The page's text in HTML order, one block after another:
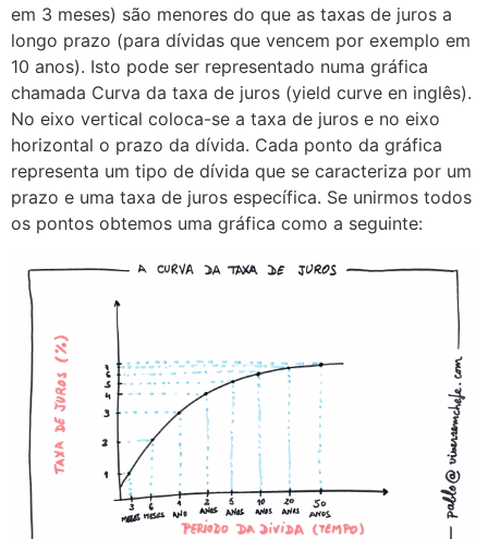
em 3 meses) são menores do que as taxas de juros a
longo prazo (para dívidas que vencem por exemplo em
10 anos). Isto pode ser representado numa gráfica
chamada Curva da taxa de juros (yield curve en inglês).
No eixo vertical coloca-se a taxa de juros e no eixo
horizontal o prazo da dívida. Cada ponto da gráfica
representa um tipo de dívida que se caracteriza por um
prazo e uma taxa de juros específica. Se unirmos todos
os pontos obtemos uma gráfica como a seguinte: